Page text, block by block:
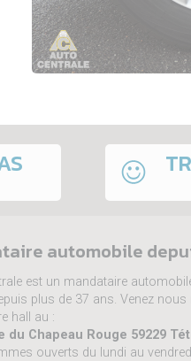
automobile
est un mandataire
plus de 37 ans. Venez nous
hall au :
du Chapeau Rouge 59229
ouverts du lundi au